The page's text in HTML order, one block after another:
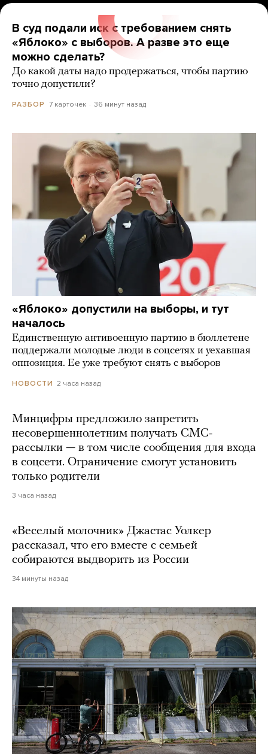
В суд подали иск с требованием снять
«Яблоко» с выборов. А разве это еще
можно сделать?
До какой даты надо продержаться, чтобы партию
точно допустили?
РАЗБОР 7 карточек 36 минут назад
«Яблоко» допустили на выборы, и тут
началось
Единственную антивоенную партию в бюллетене
поддержали молодые люди в соцсетях и уехавшая
оппозиция. Ее уже требуют снять с выборов
НОВОСТИ 2 часа назад
Минцифры предложило запретить
несовершеннолетним получать СМС-
рассылки — в том числе сообщения для входа
в соцсети. Ограничение смогут установить
только родители
3 часа назад
«Веселый молочник» Джастас Уолкер
рассказал, что его вместе с семьей
собираются выдворить из России
34 минуты назад